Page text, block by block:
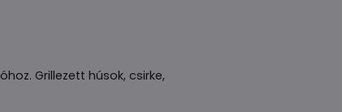
Grillezett húsok, csirke,